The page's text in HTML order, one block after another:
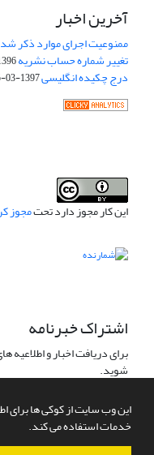
این وب سایت از کوکی ها برای
خدمات استفاده می کند.
آخرین اخبار
ممنوعیت اجرای موارد ذکر
تغییر شماره حساب نشریه08-17
درج چکیده انگلیسی1397-03-25
این کار مجوز دارد تحتمجوز
اشتراک خبرنامه
برای دریافت اخبار و
شوید.